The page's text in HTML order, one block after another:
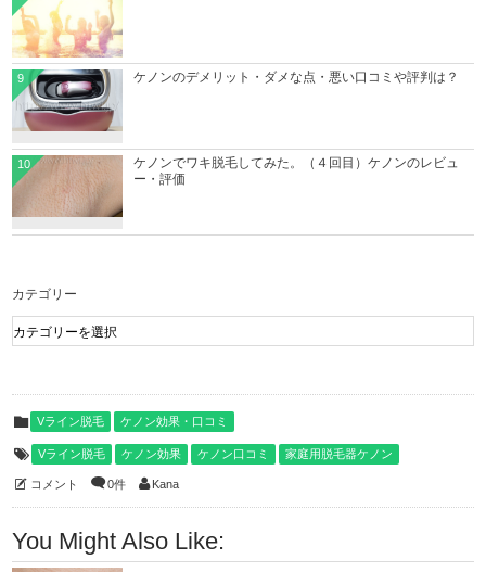
ケノンのデメリット・ダメな点・悪い口コミや評判は？
9
ケノンでワキ脱毛してみた。（４回目）ケノンのレビュ
ー・評価
10
カテゴリー
Vライン脱毛 ケノン効果・口コミ
Vライン脱毛 ケノン効果 ケノン口コミ 家庭用脱毛器ケノン
コメント 0件 Kana
You Might Also Like: